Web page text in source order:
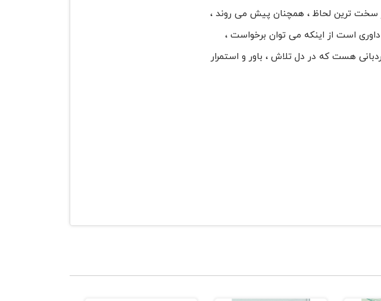
سخت ترین لحاظ ، همچنان پیش می روند ،
است از اینکه می توان برخواست ،
هست که در دل تلاش ، باور و استمرار